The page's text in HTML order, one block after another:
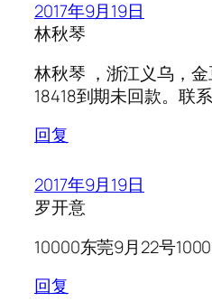
2017年9月19日
林秋琴
林秋琴 ，浙江义乌，金
18418到期未回款。联
回复
2017年9月19日
罗开意
10000东莞9月22号
回复